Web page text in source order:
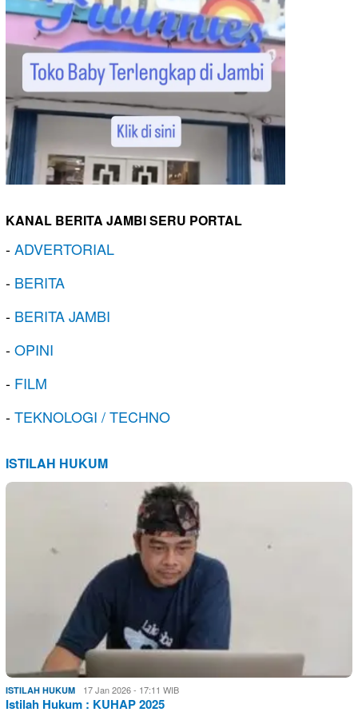
KANAL BERITA JAMBI SERU PORTAL
-ADVERTORIAL
- BERITA
- BERITA JAMBI
-OPINI
- FILM
-TEKNOLOGI / TECHNO
ISTILAH HUKUM
ISTILAH HUKUM 17 Jan 2026 - 17:11 WIB
Istilah Hukum : KUHAP 2025